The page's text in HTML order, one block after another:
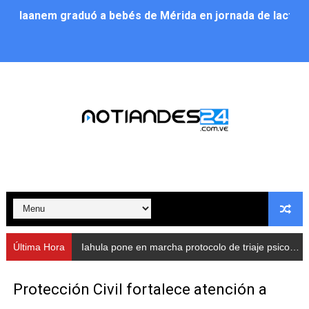
Iaanem graduó a bebés de Mérida en jornada de
Alcalde Nelson Álvarez llevó jornada recreativa a la
Nevado Gas optimiza servicio residencial en la
Balance semestral impulsa inclusión y atención a
Plan Vacacional Comunitario “Ríe 2026” recorre las
Alcaldía del Municipio Libertador realizó una jornada
Última Hora Iahula pone en marcha protocolo de triaje psicosocial para atender a rescatistas
Protección Civil fortalece atención a